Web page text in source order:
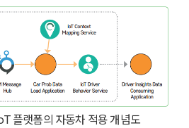
플랫폼의 자동차 적용 개념도